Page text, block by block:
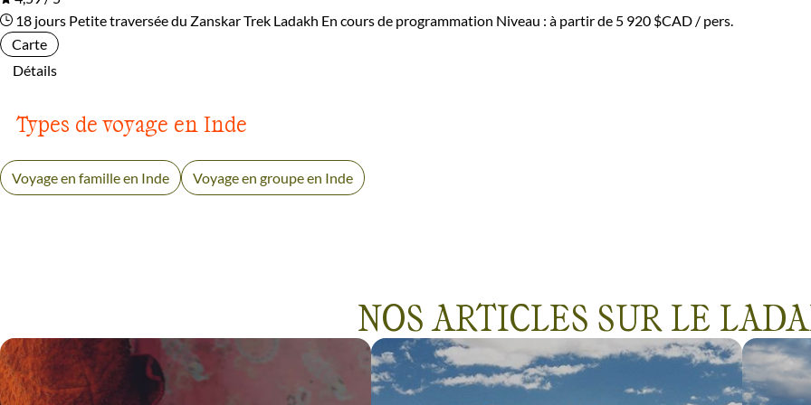
18 jours Petite traversée du ZanskarTrek Ladakh En cours de programmation Niveau : à partir de 5 920 $CAD / pers.
Carte
Détails
Types de voyage en Inde
Voyage en famille en Inde Voyage en groupe en Inde
NOS ARTICLES SUR LE